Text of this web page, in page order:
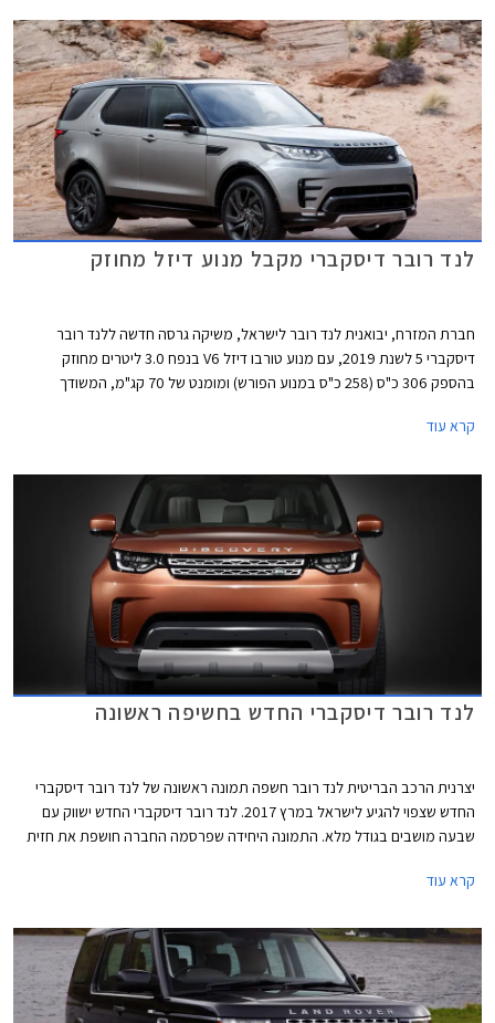
לנד רובר דיסקברי מקבל מנוע דיזל מחוזק
חברת המזרח, יבואנית לנד רובר לישראל, משיקה גרסה חדשה ללנד רובר
דיסקברי 5 לשנת 2019, עם מנוע טורבו דיזל V6 בנפח 3.0 ליטרים מחוזק
בהספק 306 כ"ס (258 כ"ס במנוע הפורש) ומומנט של 70 קג"מ, המשודך
קרא עוד
לנד רובר דיסקברי החדש בחשיפה ראשונה
יצרנית הרכב הבריטית לנד רובר חשפה תמונה ראשונה של לנד רובר דיסקברי
החדש שצפוי להגיע לישראל במרץ 2017. לנד רובר דיסקברי החדש ישווק עם
שבעה מושבים בגודל מלא. התמונה היחידה שפרסמה החברה חושפת את חזית
יום LED. הגריל התכנס לטובת כונסי אוויר מוגדלים ופגוש מאסיבי מבעבר,
דיסקברי הנוכחי. הקו העיצובי החדש תואם את שפת העיצוב שהוצגה עם לנד
רובר דיסקברי ספורט החדש.
קרא עוד